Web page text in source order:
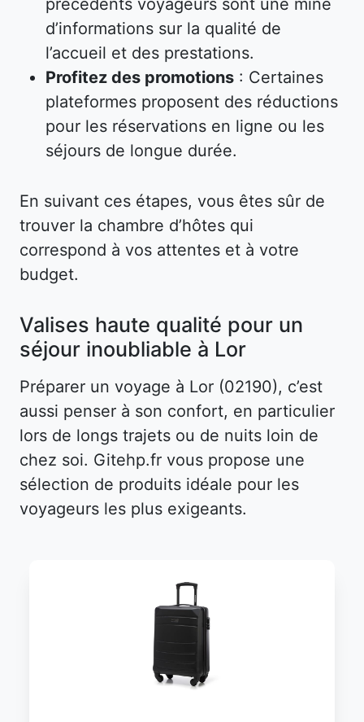
d’informations sur la qualité de
l’accueil et des prestations.
Profitez des promotions : Certaines
plateformes proposent des réductions
pour les réservations en ligne ou les
séjours de longue durée.
En suivant ces étapes, vous êtes sûr de
trouver la chambre d’hôtes qui
correspond à vos attentes et à votre
budget.
Valises haute qualité pour un
séjour inoubliable à Lor
Préparer un voyage à Lor (02190), c’est
aussi penser à son confort, en particulier
lors de longs trajets ou de nuits loin de
chez soi. Gitehp.fr vous propose une
sélection de produits idéale pour les
voyageurs les plus exigeants.